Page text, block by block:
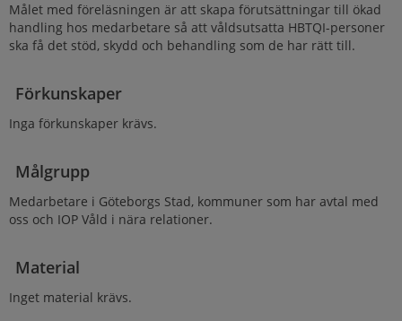
Målet med föreläsningen är att skapa förutsättningar till ökad
handling hos medarbetare så att våldsutsatta HBTQI-personer
ska få det stöd, skydd och behandling som de har rätt till.
Förkunskaper
Inga förkunskaper krävs.
Målgrupp
Medarbetare i Göteborgs Stad, kommuner som har avtal med
oss och IOP Våld i nära relationer.
Material
Inget material krävs.